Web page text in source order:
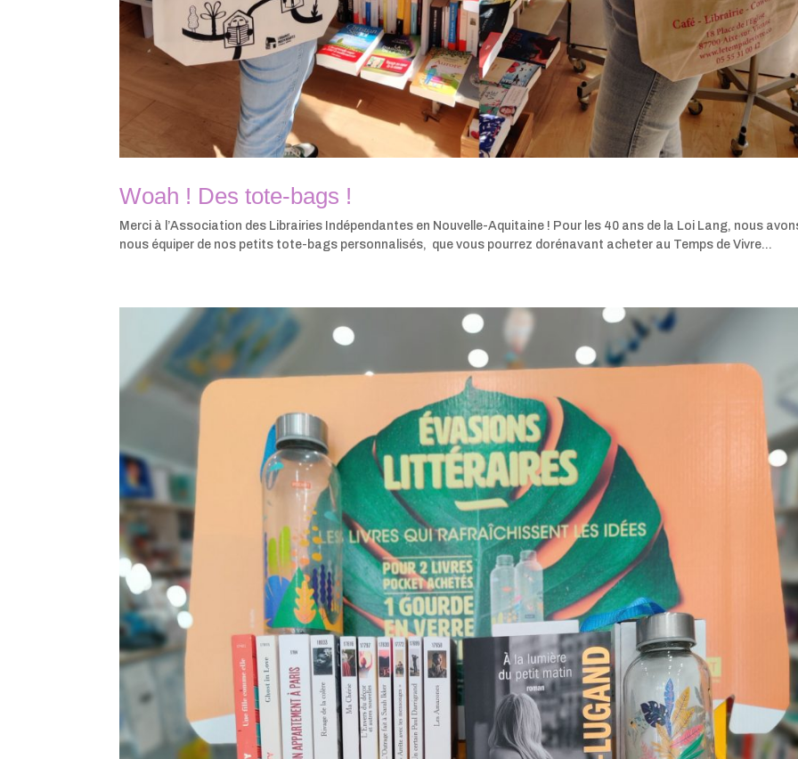
Woah ! Des tote-bags !
Merci à l’Association des Librairies Indépendantes en Nouvelle-Aquitaine ! Pour les 40 ans de la Loi Lang, nous
nous équiper de nos petits tote-bags personnalisés, que vous pourrez dorénavant acheter au Temps de Vivre...